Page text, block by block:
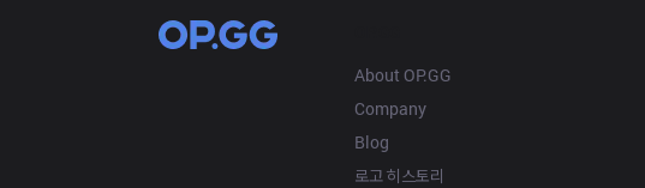
About OP.GG
Company
Blog
로고 히스토리